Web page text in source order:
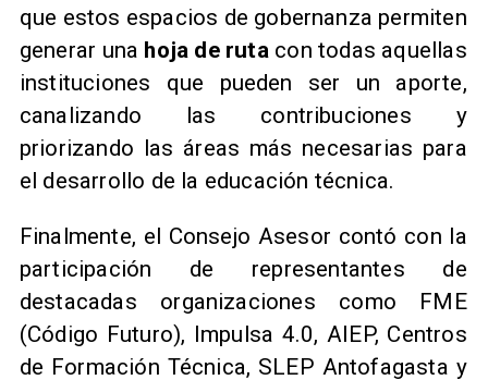
que estos espacios de gobernanza permiten
generar una hoja de rutacon todas aquellas
instituciones que pueden ser un aporte,
canalizando las contribuciones y
priorizando las áreas más necesarias para
el desarrollo de la educación técnica.
Finalmente, el Consejo Asesor contó con la
participación de representantes de
destacadas organizaciones como FME
(Código Futuro), Impulsa 4.0, AIEP, Centros
de Formación Técnica, SLEP Antofagasta y